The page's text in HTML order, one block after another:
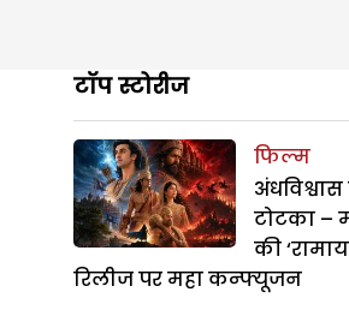
टॉप स्टोरीज
फिल्म
अंधविश्वास
टोटका –
की
रिलीज पर महा कन्फ्यूजन